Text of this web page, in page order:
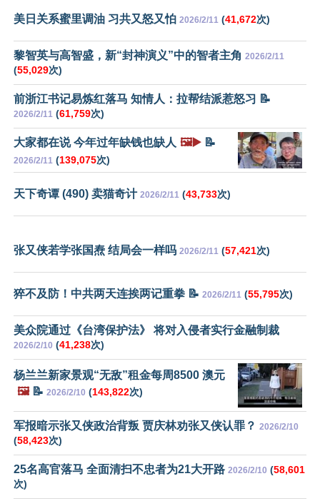
美日关系蜜里调油 习共又怒又怕 2026/2/11 (41,672次)
黎智英与高智盛，新“封神演义”中的智者主角 2026/2/11
(55,029次)
前浙江书记易炼红落马 知情人：拉帮结派惹怒习 📝
2026/2/11 (61,759次)
大家都在说 今年过年缺钱也缺人 🖼️▶️ 📝
2026/2/11 (139,075次)
天下奇谭 (490) 卖猫奇计 2026/2/11 (43,733次)
张又侠若学张国焘 结局会一样吗 2026/2/11 (57,421次)
猝不及防！中共两天连挨两记重拳 📝 2026/2/11 (55,795次)
美众院通过《台湾保护法》 将对入侵者实行金融制裁
2026/2/10 (41,238次)
杨兰兰新家景观“无敌”租金每周8500 澳元
🖼️📝 2026/2/10 (143,822次)
军报暗示张又侠政治背叛 贾庆林劝张又侠认罪？ 2026/2/10
(58,423次)
25名高官落马 全面清扫不忠者为21大开路 2026/2/10 (58,601
次)